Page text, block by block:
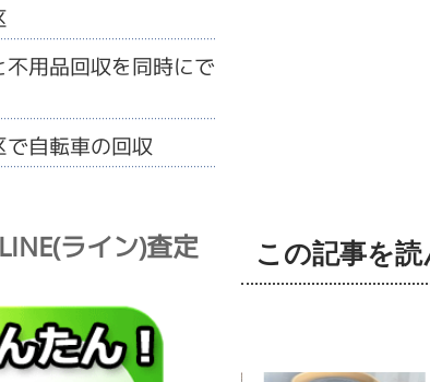
この記事を
不用品回収を同時にで
で自転車の回収
ライン)査定